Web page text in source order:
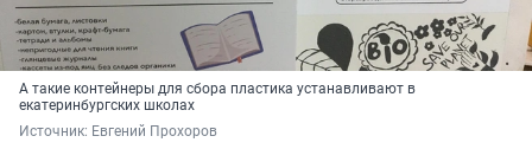
А такие контейнеры для сбора пластика устанавливают в
екатеринбургских школах
Источник: Евгений Прохоров